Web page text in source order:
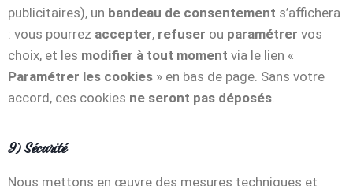
publicitaires), un bandeau de consentement s’affichera
: vous pourrez accepter, refuser ou paramétrer vos
choix, et les modifier à tout moment via le lien «
Paramétrer les cookies » en bas de page. Sans votre
accord, ces cookies ne seront pas déposés
9) Sécurité
Nous mettons en œuvre des mesures techniques et